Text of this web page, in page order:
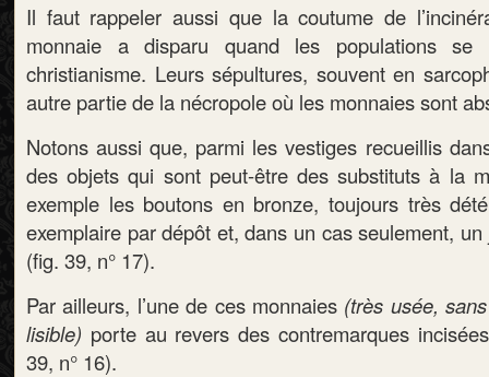
Il faut rappeler aussi que la coutume de
monnaie a disparu quand les populations se
christianisme. Leurs sépultures, souvent en
autre partie de la nécropole où les monnaies sont
Notons aussi que, parmi les vestiges recueillis
des objets qui sont peut-être des substituts à la
exemple les boutons en bronze, toujours très
exemplaire par dépôt et, dans un cas seulement,
(fig. 39, n° 17).
Par ailleurs, l’une de ces monnaies (très usée,
lisible) porte au revers des contremarques
39, n° 16).